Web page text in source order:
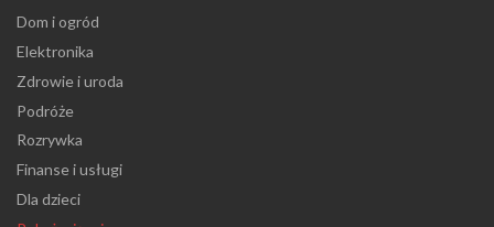
Dom i ogród
Elektronika
Zdrowie i uroda
Podróże
Rozrywka
Finanse i usługi
Dla dzieci